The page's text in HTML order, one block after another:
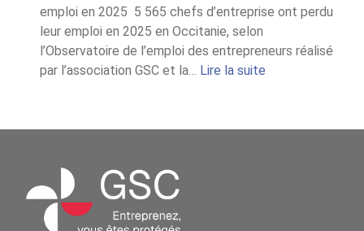
emploi en 2025 5 565 chefs d’entreprise ont perdu
leur emploi en 2025 en Occitanie, selon
l’Observatoire de l’emploi des entrepreneurs réalisé
par l’association GSC et la… Lire la suite:
de